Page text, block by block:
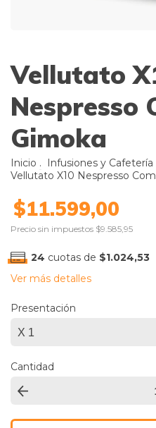
Vellutato
Nespresso
Gimoka
Inicio . Infusiones y Cafetería
Vellutato X10 Nespresso
$11.599,00
Precio sin impuestos $9.585,95
24 cuotas de $1.024,53
Ver más detalles
Presentación
Cantidad